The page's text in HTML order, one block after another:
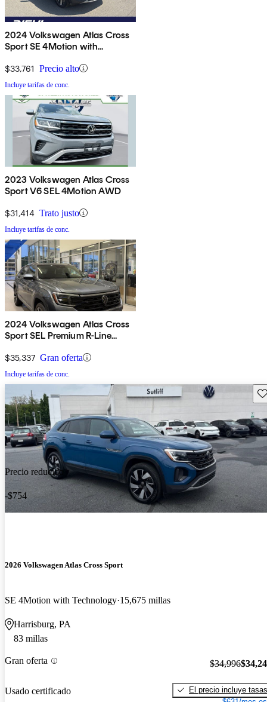
2024 Volkswagen Atlas Cross
Sport SE 4Motion with
$33,761 Precio alto
Incluye tarifas de conc.
2023 Volkswagen Atlas Cross
Sport V6 SEL 4Motion AWD
$31,414 Trato justo
Incluye tarifas de conc.
2024 Volkswagen Atlas Cross
Sport SEL Premium R-Line
$35,337 Gran oferta
Incluye tarifas de conc.
Precio reducido
-$754
2026 Volkswagen Atlas Cross Sport
SE 4Motion with Technology 15,675 millas
Harrisburg, PA
83 millas
Gran oferta
Usado certificado
$34,996
El precio incluye tasas